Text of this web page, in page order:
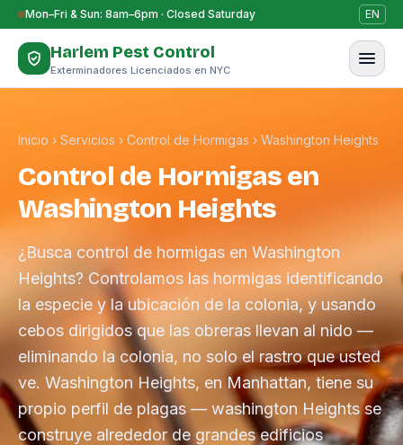
Saltar al contenido
Mon–Fri & Sun: 8am–6pm · Closed Saturday EN
Harlem Pest Control
Exterminadores Licenciados en NYC
Inicio › Servicios › Control de Hormigas › Washington Heights
Control de Hormigas en
Washington Heights
¿Busca control de hormigas en Washington
Heights? Controlamos las hormigas identificando
la especie y la ubicación de la colonia, y usando
cebos dirigidos que las obreras llevan al nido —
eliminando la colonia, no solo el rastro que usted
ve. Washington Heights, en Manhattan, tiene su
propio perfil de plagas — washington Heights se
construye alrededor de grandes edificios